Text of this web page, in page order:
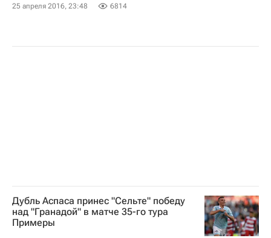
25 апреля 2016, 23:48 6814
Дубль Аспаса принес "Сельте" победу
над "Гранадой" в матче 35-го тура
Примеры